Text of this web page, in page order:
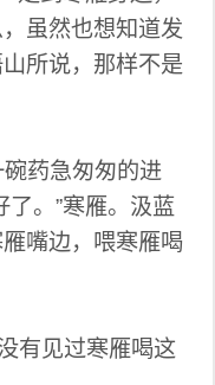
虽然也想知道发
所说，那样不是
药急匆匆的进
了。”寒雁。汲蓝
嘴边，喂寒雁喝
有见过寒雁喝这